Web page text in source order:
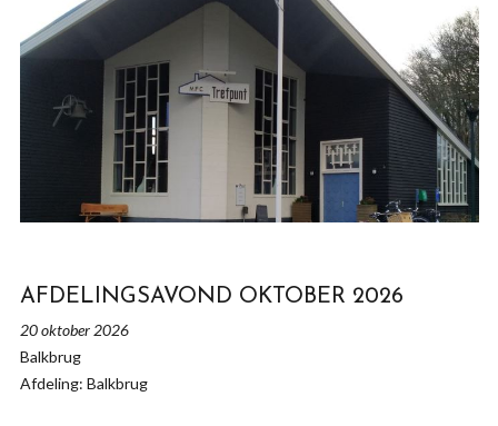
AFDELINGSAVOND OKTOBER 2026
20 oktober 2026
Balkbrug
Afdeling: Balkbrug